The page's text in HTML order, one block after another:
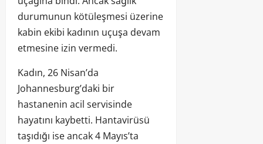
durumunun kötüleşmesi üzerine
kabin ekibi kadının uçuşa devam
etmesine izin vermedi.
Kadın, 26 Nisan’da
Johannesburg’daki bir
hastanenin acil servisinde
hayatını kaybetti. Hantavirüsü
taşıdığı ise ancak 4 Mayıs’ta